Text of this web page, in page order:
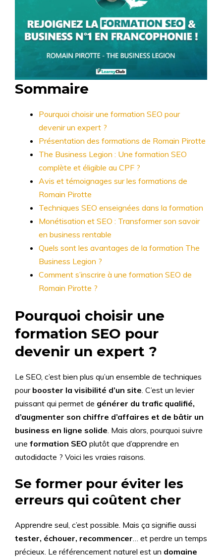
Sommaire
Pourquoi choisir une formation SEO pour
devenir un expert ?
Présentation des formations de Romain Pirotte
The Business Legion : Une formation SEO
complète et éligible au CPF ?
Avis et témoignages sur les formations de
Romain Pirotte
Techniques SEO enseignées dans la formation
Monétisation et SEO : Transformer son savoir
en business rentable
Quels sont les avantages de la formation The
Business Legion ?
Comment s’inscrire à une formation SEO de
Romain Pirotte ?
Pourquoi choisir une
formation SEO pour
devenir un expert ?
Le SEO, c’est bien plus qu’un ensemble de techniques
pour booster la visibilité d’un site. C’est un levier
puissant qui permet de générer du trafic qualifié,
d’augmenter son chiffre d’affaires et de bâtir un
business en ligne solide. Mais alors, pourquoi suivre
une formation SEO plutôt que d’apprendre en
autodidacte ? Voici les vraies raisons.
Se former pour éviter les
erreurs qui coûtent cher
Apprendre seul, c’est possible. Mais ça signifie aussi
tester, échouer, recommencer… et perdre un temps
précieux. Le référencement naturel est un domaine